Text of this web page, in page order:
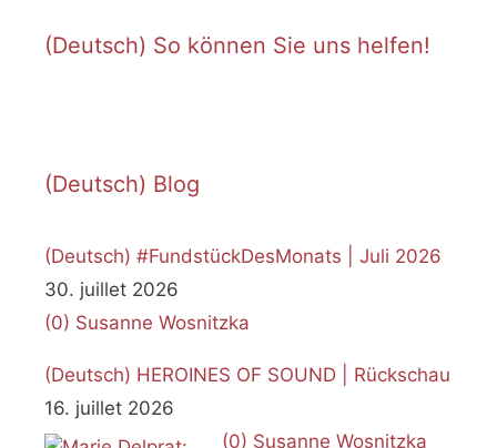
(Deutsch) So können Sie uns helfen!
(Deutsch) Blog
(Deutsch) #FundstückDesMonats | Juli 2026
30. juillet 2026
(0) Susanne Wosnitzka
(Deutsch) HEROINES OF SOUND | Rückschau
16. juillet 2026
(0) Susanne Wosnitzka